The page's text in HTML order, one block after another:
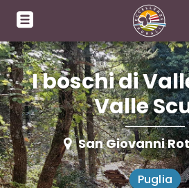
I boschi di
Valle
San Giovanni
Puglia